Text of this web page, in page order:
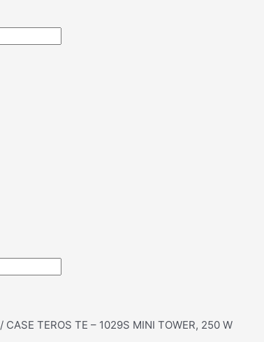
/ CASE TEROS TE – 1029S MINI TOWER, 250 W